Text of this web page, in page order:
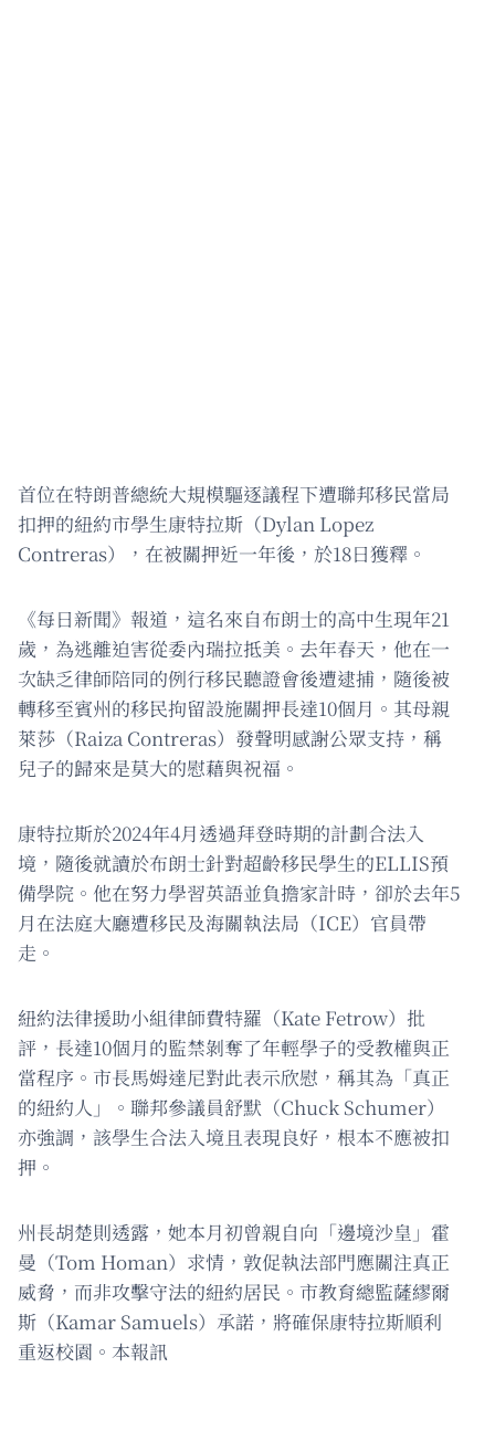
首位在特朗普總統大規模驅逐議程下遭聯邦移民當局
扣押的紐約市學生康特拉斯（Dylan Lopez
Contreras），在被關押近一年後，於18日獲釋。
《每日新聞》報道，這名來自布朗士的高中生現年21
歲，為逃離迫害從委內瑞拉抵美。去年春天，他在一
次缺乏律師陪同的例行移民聽證會後遭逮捕，隨後被
轉移至賓州的移民拘留設施關押長達10個月。其母親
萊莎（Raiza Contreras）發聲明感謝公眾支持，稱
兒子的歸來是莫大的慰藉與祝福。
康特拉斯於2024年4月透過拜登時期的計劃合法入
境，隨後就讀於布朗士針對超齡移民學生的ELLIS預
備學院。他在努力學習英語並負擔家計時，卻於去年5
月在法庭大廳遭移民及海關執法局（ICE）官員帶
走。
紐約法律援助小組律師費特羅（Kate Fetrow）批
評，長達10個月的監禁剝奪了年輕學子的受教權與正
當程序。市長馬姆達尼對此表示欣慰，稱其為「真正
的紐約人」。聯邦參議員舒默（Chuck Schumer）
亦強調，該學生合法入境且表現良好，根本不應被扣
押。
州長胡楚則透露，她本月初曾親自向「邊境沙皇」霍
曼（Tom Homan）求情，敦促執法部門應關注真正
威脅，而非攻擊守法的紐約居民。市教育總監薩繆爾
斯（Kamar Samuels）承諾，將確保康特拉斯順利
重返校園。本報訊